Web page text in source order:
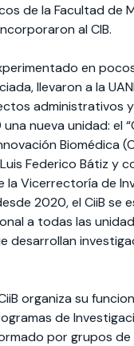
de la Facultad de
al CIB.
en
llevaron a la
administrativos
nueva unidad: el
Biomédica
Federico Bátiz y
la Vicerrectoría de
2020, el CiiB se
a todas las
desarrollan
organiza su
de
por grupos de